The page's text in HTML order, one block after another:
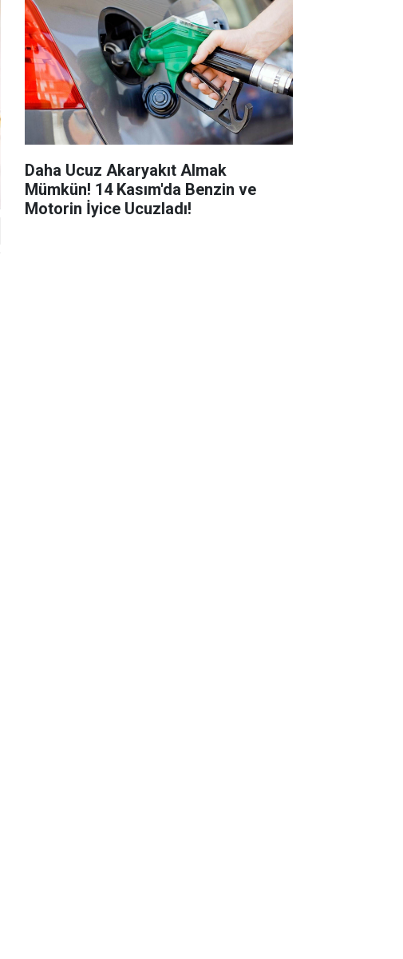
Daha Ucuz Akaryakıt Almak
Mümkün! 14 Kasım'da Benzin ve
Motorin İyice Ucuzladı!